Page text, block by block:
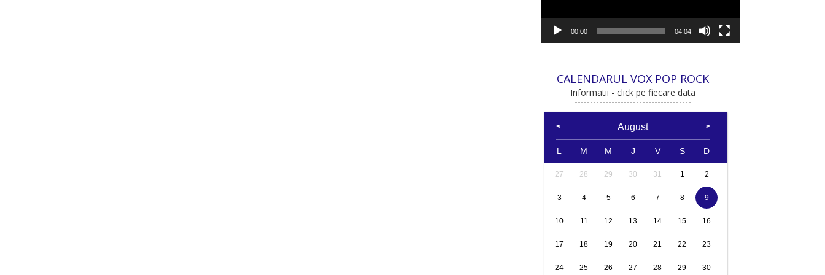
00:00 04:04
CALENDARUL VOX POP ROCK
Informatii - click pe fiecare data
August
L M M J V S D
27 28 29 30 31 1 2
3 4 5 6 7 8 9
10 11 12 13 14 15 16
17 18 19 20 21 22 23
24 25 26 27 28 29 30